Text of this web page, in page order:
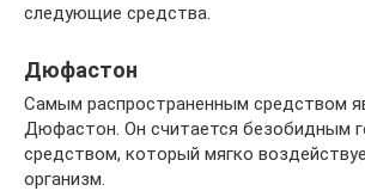
следующие средства.
Дюфастон
Самым распространенным средством
Дюфастон. Он считается безобидным
средством, который мягко
организм.